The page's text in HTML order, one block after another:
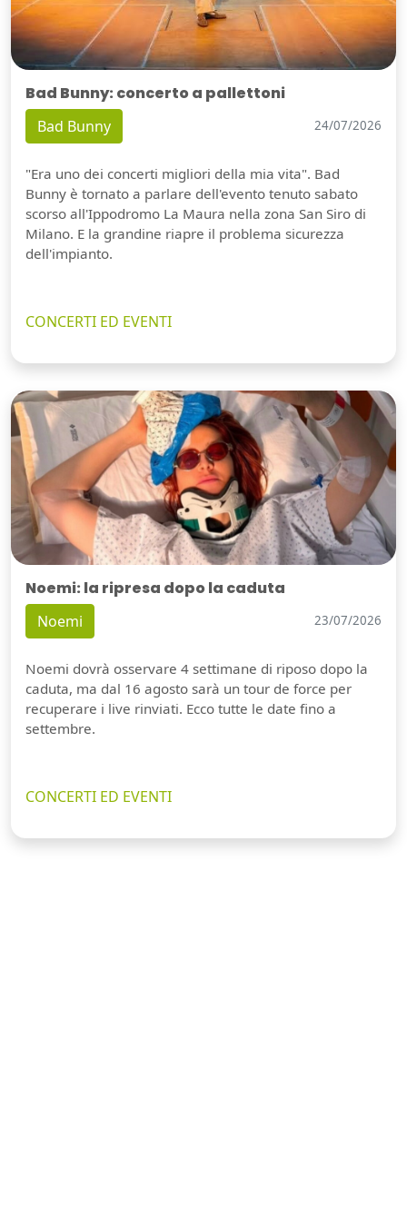
Bad Bunny: concerto a pallettoni
Bad Bunny 24/07/2026
"Era uno dei concerti migliori della mia vita". Bad
Bunny è tornato a parlare dell'evento tenuto sabato
scorso all'Ippodromo La Maura nella zona San Siro di
Milano. E la grandine riapre il problema sicurezza
dell'impianto.
CONCERTI ED EVENTI
Noemi: la ripresa dopo la caduta
Noemi 23/07/2026
Noemi dovrà osservare 4 settimane di riposo dopo la
caduta, ma dal 16 agosto sarà un tour de force per
recuperare i live rinviati. Ecco tutte le date fino a
settembre.
CONCERTI ED EVENTI